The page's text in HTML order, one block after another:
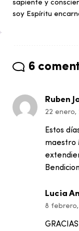
sapiente y
soy Espíritu
6
Ruben
22 enero,
Estos
maestro
Lucia
8 febrero,
GRACIAS